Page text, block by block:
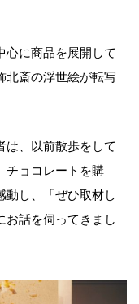
心に商品を展開して
北斎の浮世絵が転写
は、以前散歩をして
チョコレートを購
動し、「ぜひ取材し
お話を伺ってきまし